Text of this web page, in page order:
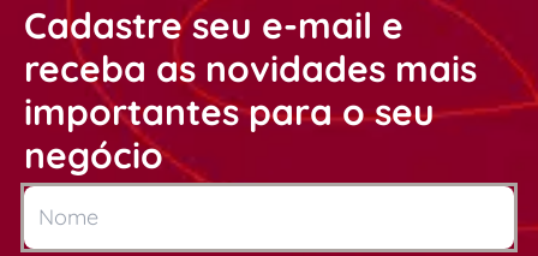
Cadastre seu e-mail e
receba as novidades mais
importantes para o seu
negócio